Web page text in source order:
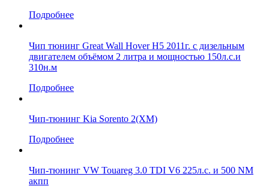
Подробнее
Чип тюнинг Great Wall Hover Н5 2011г. с дизельным
двигателем объёмом 2 литра и мощностью 150л.с.и
310н.м
Подробнее
Чип-тюнинг Kia Sorento 2(XM)
Подробнее
Чип-тюнинг VW Touareg 3.0 TDI V6 225л.с. и 500 NM
акпп